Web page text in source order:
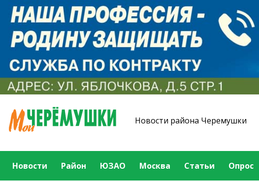
Новости района Черемушки
Новости Район ЮЗАО Москва Статьи Опрос